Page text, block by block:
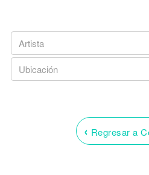
‹ Regresar a